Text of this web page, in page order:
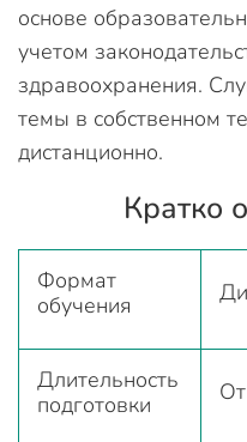
основе
учетом
здравоохранения.
темы в собственном
дистанционно.
Кратко
Формат
обучения
Длительность
подготовки